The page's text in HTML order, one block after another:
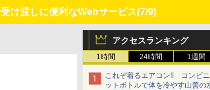
け渡しに便利なWebサービス(7/9)
アクセスランキング
1時間 24時間 1週間
これぞ着るエアコン!! コンビ
ットボトルで体を冷やす山善の